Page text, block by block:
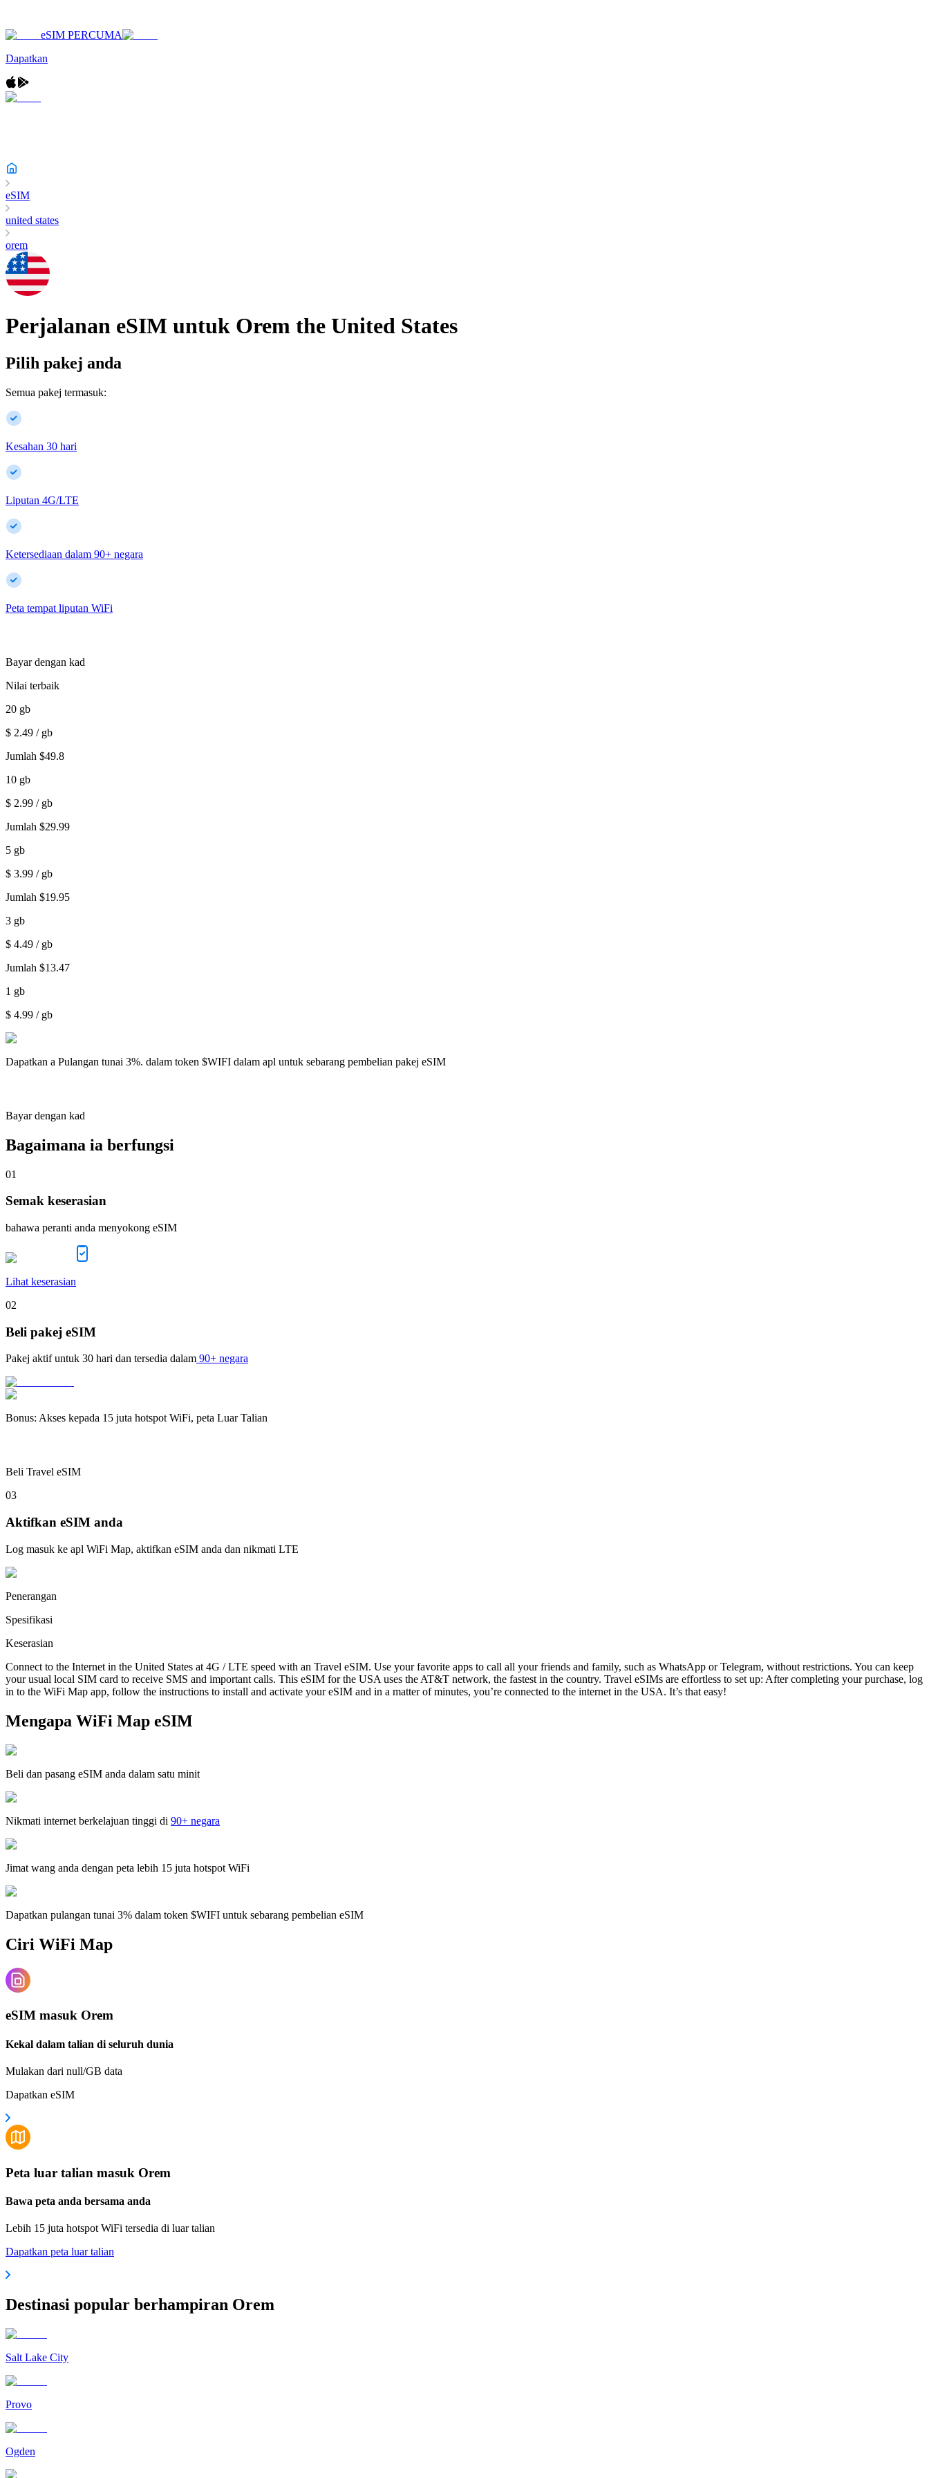
eSIM PERCUMA
Dapatkan
eSIM
united states
orem
Perjalanan eSIM untuk Orem the United States
Pilih pakej anda
Semua pakej termasuk:
Kesahan 30 hari
Liputan 4G/LTE
Ketersediaan dalam 90+ negara
Peta tempat liputan WiFi
Bayar dengan kad
Nilai terbaik
20 gb
$ 2.49 / gb
Jumlah $49.8
10 gb
$ 2.99 / gb
Jumlah $29.99
5 gb
$ 3.99 / gb
Jumlah $19.95
3 gb
$ 4.49 / gb
Jumlah $13.47
1 gb
$ 4.99 / gb
Dapatkan a Pulangan tunai 3%. dalam token $WIFI dalam apl untuk sebarang pembelian pakej eSIM
Bayar dengan kad
Bagaimana ia berfungsi
01
Semak keserasian
bahawa peranti anda menyokong eSIM
Lihat keserasian
02
Beli pakej eSIM
Pakej aktif untuk 30 hari dan tersedia dalam 90+ negara
Bonus: Akses kepada 15 juta hotspot WiFi, peta Luar Talian
Beli Travel eSIM
03
Aktifkan eSIM anda
Log masuk ke apl WiFi Map, aktifkan eSIM anda dan nikmati LTE
Penerangan
Spesifikasi
Keserasian
Connect to the Internet in the United States at 4G / LTE speed with an Travel eSIM. Use your favorite apps to call all your friends and family, such as WhatsApp or Telegram, without restrictions. You can keep
your usual local SIM card to receive SMS and important calls. This eSIM for the USA uses the AT&T network, the fastest in the country. Travel eSIMs are effortless to set up: After completing your purchase, log
in to the WiFi Map app, follow the instructions to install and activate your eSIM and in a matter of minutes, you’re connected to the internet in the USA. It’s that easy!
Mengapa WiFi Map eSIM
Beli dan pasang eSIM anda dalam satu minit
Nikmati internet berkelajuan tinggi di 90+ negara
Jimat wang anda dengan peta lebih 15 juta hotspot WiFi
Dapatkan pulangan tunai 3% dalam token $WIFI untuk sebarang pembelian eSIM
Ciri WiFi Map
eSIM masuk Orem
Kekal dalam talian di seluruh dunia
Mulakan dari null/GB data
Dapatkan eSIM
Peta luar talian masuk Orem
Bawa peta anda bersama anda
Lebih 15 juta hotspot WiFi tersedia di luar talian
Dapatkan peta luar talian
Destinasi popular berhampiran Orem
Salt Lake City
Provo
Ogden